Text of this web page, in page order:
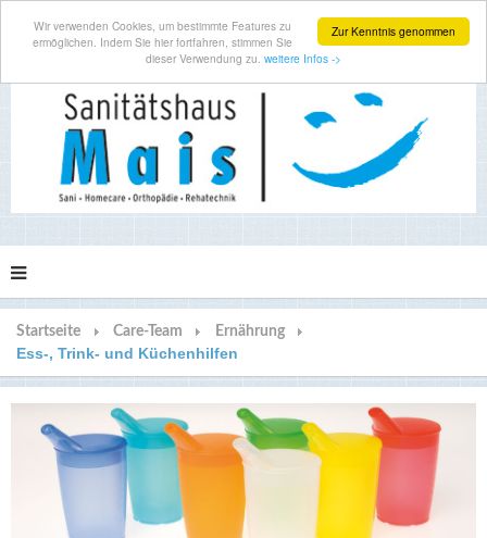
Zur Kenntnis genommen
Wir verwenden Cookies, um bestimmte Features zu
ermöglichen. Indem Sie hier fortfahren, stimmen Sie
dieser Verwendung zu. weitere Infos ->
Startseite Care-Team Ernährung
Ess-, Trink- und Küchenhilfen